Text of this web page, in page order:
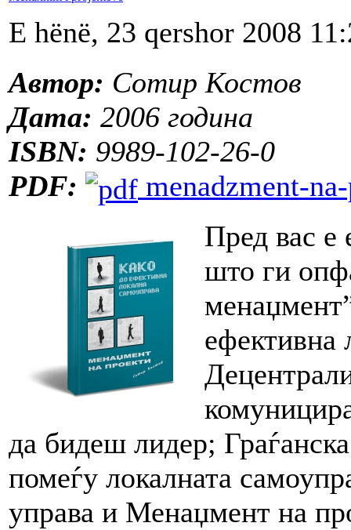
E hënë, 23 qershor 2008
Автор: Сотир Костов
Дата: 2006 година
ISBN: 9989-102-26-0
PDF:
menadzment-
Пред вас е
што ги
ефективна
да бидеш лидер;
помеѓу локалната
управа и Менаџмент на